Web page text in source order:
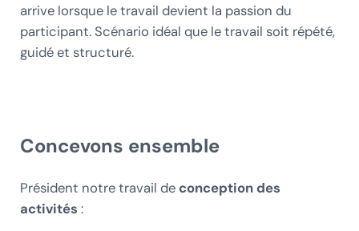
arrive lorsque le travail devient la passion du
participant. Scénario idéal que le travail soit répété,
guidé et structuré.
Concevons ensemble
Président notre travail de conception des
activités :